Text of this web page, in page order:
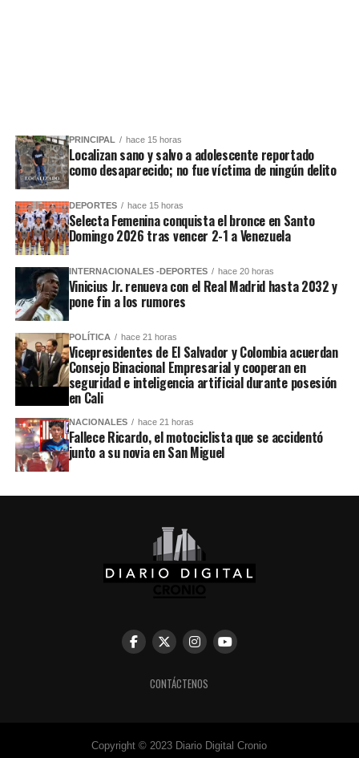
PRINCIPAL hace 15 horas
Localizan sano y salvo a adolescente reportado
como desaparecido; no fue víctima de ningún delito
DEPORTES hace 15 horas
Selecta Femenina conquista el bronce en Santo
Domingo 2026 tras vencer 2-1 a Venezuela
INTERNACIONALES -DEPORTES hace 20 horas
Vinicius Jr. renueva con el Real Madrid hasta 2032 y
pone fin a los rumores
POLÍTICA hace 21 horas
Vicepresidentes de El Salvador y Colombia acuerdan
Consejo Binacional Empresarial y cooperan en
seguridad e inteligencia artificial durante posesión
en Cali
NACIONALES hace 21 horas
Fallece Ricardo, el motociclista que se accidentó
junto a su novia en San Miguel
CONTÁCTENOS
Copyright © 2023 Diario Digital Cronio